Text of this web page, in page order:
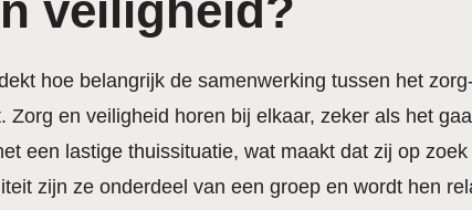
hoe belangrijk de samenwerking tussen het
Zorg en veiligheid horen bij elkaar, zeker als het
een lastige thuissituatie, wat maakt dat zij op
zijn ze onderdeel van een groep en wordt hen